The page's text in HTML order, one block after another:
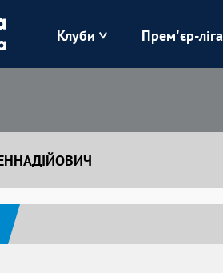
Клуби
Карпати
Прем'єр-ліга